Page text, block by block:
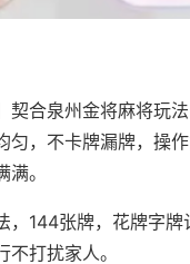
契合泉州金将麻将玩
匀，不卡牌漏牌，操
。
，144张牌，花牌字
打扰家人。